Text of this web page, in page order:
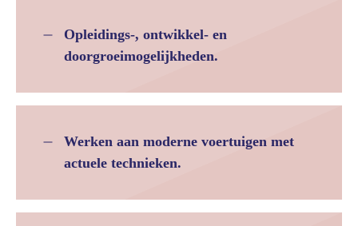
Opleidings-, ontwikkel- en
doorgroeimogelijkheden.
Werken aan moderne voertuigen met
actuele technieken.